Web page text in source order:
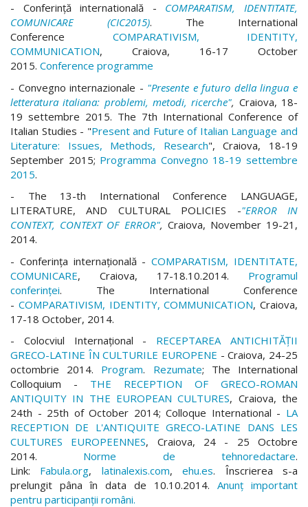
- Conferinţă internatională -
COMPARATISM, IDENTITATE,
COMUNICARE (CIC2015). The International
Conference
COMPARATIVISM, IDENTITY,
COMMUNICATION, Craiova, 16-17 October
2015. Conference programme
- Convegno internazionale - "Presente e futuro della lingua e
letteratura italiana: problemi, metodi, ricerche", Craiova, 18-
19 settembre 2015. The 7th International Conference of
Italian Studies - "Present and Future of Italian Language and
Literature: Issues, Methods, Research", Craiova, 18-19
September 2015; Programma Convegno 18-19 settembre
2015.
- The 13-th International Conference LANGUAGE,
LITERATURE, AND CULTURAL POLICIES -"ERROR IN
CONTEXT, CONTEXT OF ERROR", Craiova, November 19-21,
2014.
- Conferinţa internaţională - COMPARATISM, IDENTITATE,
COMUNICARE, Craiova, 17-18.10.2014.
Programul
conferinței. The International Conference
- COMPARATIVISM, IDENTITY, COMMUNICATION, Craiova,
17-18 October, 2014.
- Colocviul Internațional -
RECEPTAREA ANTICHITĂȚII
GRECO-LATINE ÎN CULTURILE EUROPENE - Craiova, 24-25
octombrie 2014.
Program. Rezumate; The International
Colloquium -
THE RECEPTION OF GRECO-ROMAN
ANTIQUITY IN THE EUROPEAN CULTURES, Craiova, the
24th - 25th of October 2014; Colloque International - LA
RECEPTION DE L'ANTIQUITE GRECO-LATINE DANS LES
CULTURES EUROPEENNES, Craiova, 24 - 25 Octobre
2014. Norme de tehnoredactare.
Link:
Fabula.org, latinalexis.com, ehu.es. Înscrierea s-a
prelungit pâna în data de 10.10.2014. Anunț important
pentru participanții români.